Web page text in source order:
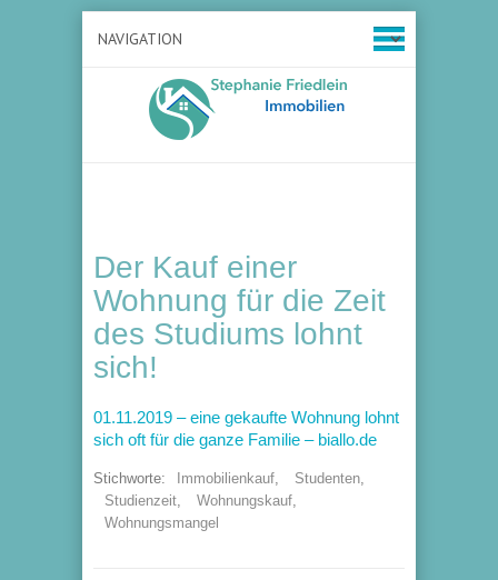
Der Kauf einer
Wohnung für die Zeit
des Studiums lohnt
sich!
01.11.2019 – eine gekaufte Wohnung lohnt
sich oft für die ganze Familie – biallo.de
Stichworte: Immobilienkauf, Studenten,
Studienzeit, Wohnungskauf,
Wohnungsmangel